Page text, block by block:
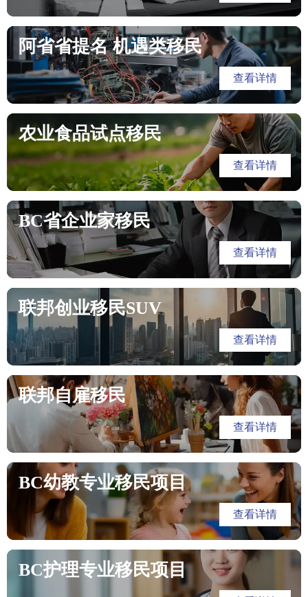
阿省省提名 机遇类移民
查看详情
农业食品试点移民
查看详情
BC省企业家移民
查看详情
联邦创业移民SUV
查看详情
联邦自雇移民
查看详情
BC幼教专业移民项目
查看详情
BC护理专业移民项目